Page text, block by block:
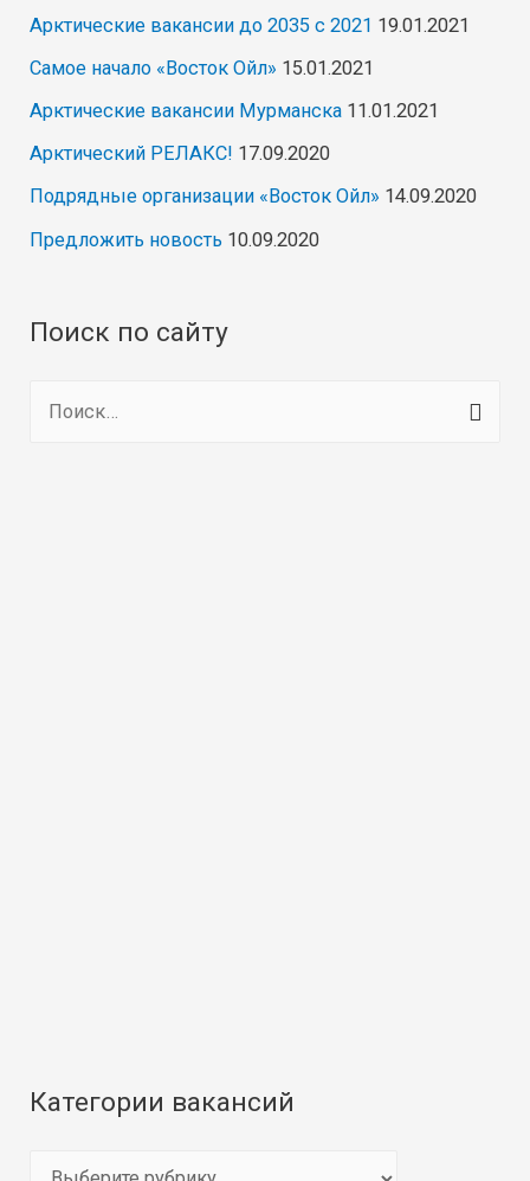
Арктические вакансии до 2035 с 2021 19.01.2021
Самое начало «Восток Ойл» 15.01.2021
Арктические вакансии Мурманска 11.01.2021
Арктический РЕЛАКС! 17.09.2020
Подрядные организации «Восток Ойл» 14.09.2020
Предложить новость 10.09.2020
Поиск по сайту
Категории вакансий